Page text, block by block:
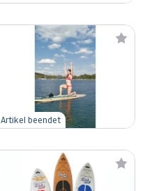
Artikel beendet